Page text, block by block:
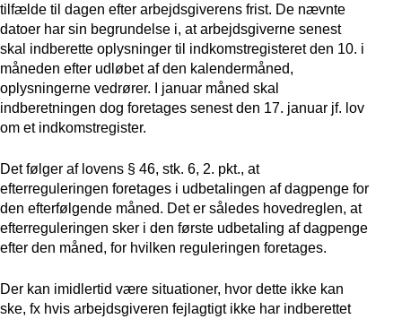
tilfælde til dagen efter arbejdsgiverens frist. De nævnte
datoer har sin begrundelse i, at arbejdsgiverne senest
skal indberette oplysninger til indkomstregisteret den 10. i
måneden efter udløbet af den kalendermåned,
oplysningerne vedrører. I januar måned skal
indberetningen dog foretages senest den 17. januar jf. lov
om et indkomstregister.
Det følger af lovens § 46, stk. 6, 2. pkt., at
efterreguleringen foretages i udbetalingen af dagpenge for
den efterfølgende måned. Det er således hovedreglen, at
efterreguleringen sker i den første udbetaling af dagpenge
efter den måned, for hvilken reguleringen foretages.
Der kan imidlertid være situationer, hvor dette ikke kan
ske, fx hvis arbejdsgiveren fejlagtigt ikke har indberettet